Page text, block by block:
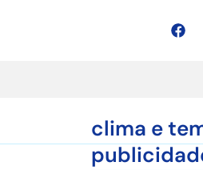
clima e